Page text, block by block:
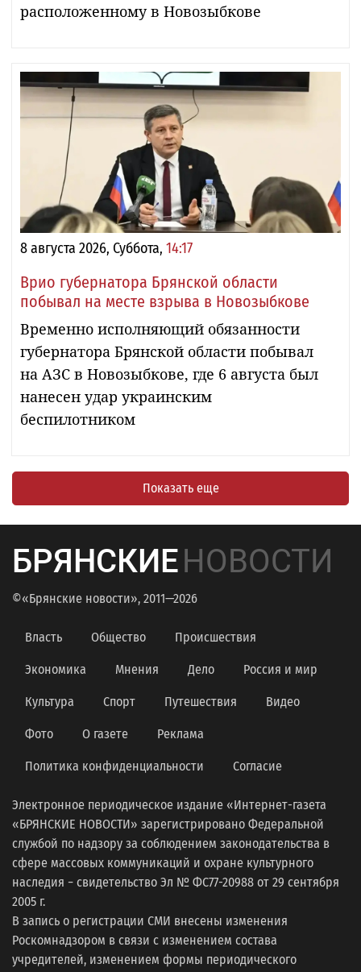
расположенному в Новозыбкове
8 августа 2026, Суббота, 14:17
Врио губернатора Брянской области
побывал на месте взрыва в Новозыбкове
Временно исполняющий обязанности
губернатора Брянской области побывал
на АЗС в Новозыбкове, где 6 августа был
нанесен удар украинским
беспилотником
Показать еще
БРЯНСКИЕНОВОСТИ
©«Брянские новости», 2011—2026
Власть Общество Происшествия
Экономика Мнения Дело Россия и мир
Культура Спорт Путешествия Видео
Фото О газете Реклама
Политика конфиденциальности Согласие
Электронное периодическое издание «Интернет-газета
«БРЯНСКИЕ НОВОСТИ» зарегистрировано Федеральной
службой по надзору за соблюдением законодательства в
сфере массовых коммуникаций и охране культурного
наследия − свидетельство Эл № ФС77-20988 от 29 сентября
2005 г.
В запись о регистрации СМИ внесены изменения
Роскомнадзором в связи с изменением состава
учредителей, изменением формы периодического